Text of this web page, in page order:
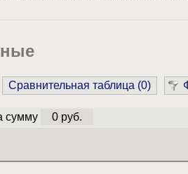
Сравнительная таблица (0)
сумму 0 руб.